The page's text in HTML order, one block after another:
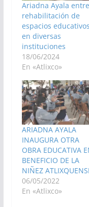
Ariadna Ayala
rehabilitación de
espacios educativos
en diversas
instituciones
18/06/2024
En «Atlixco»
ARIADNA AYALA
INAUGURA OTRA
OBRA EDUCATIVA
BENEFICIO DE LA
NIÑEZ
06/05/2022
En «Atlixco»